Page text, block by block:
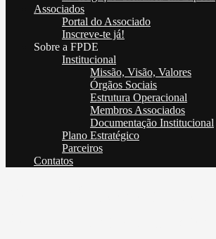
Associados
Portal do Associado
Inscreve-te já!
Sobre a FPDE
Institucional
Missão, Visão, Valores
Órgãos Sociais
Estrutura Operacional
Membros Associados
Documentação Institucional
Plano Estratégico
Parceiros
Contatos